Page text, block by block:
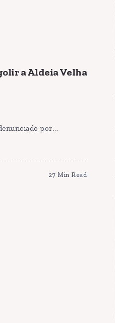
a Aldeia Velha
por...
27 Min Read